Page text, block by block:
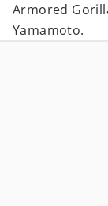
Armored
Yamamoto.